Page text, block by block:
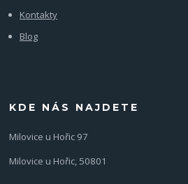
Kontakty
Blog
KDE NÁS NAJDETE
Milovice u Hořic 97
Milovice u Hořic, 50801